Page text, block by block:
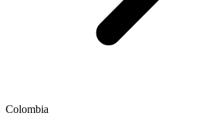
Colombia